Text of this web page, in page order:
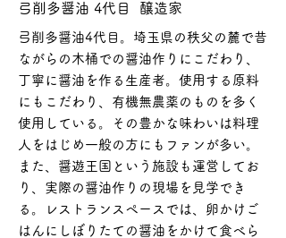
弓削多醤油 4代目 醸造家
弓削多醤油4代目。埼玉県の秩父の麓で昔
ながらの木桶での醤油作りにこだわり、
丁寧に醤油を作る生産者。使用する原料
にもこだわり、有機無農薬のものを多く
使用している。その豊かな味わいは料理
人をはじめ一般の方にもファンが多い。
また、醤遊王国という施設も運営してお
り、実際の醤油作りの現場を見学でき
る。レストランスペースでは、卵かけご
はんにしぼりたての醤油をかけて食べら